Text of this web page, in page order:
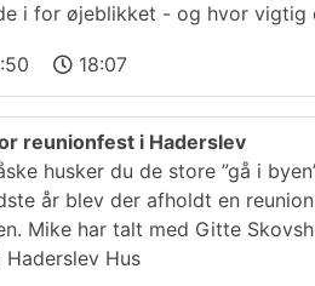
i for øjeblikket - og hvor vigtig
18:07
reunionfest i Haderslev
husker du de store ”gå i
år blev der afholdt en
Mike har talt med Gitte
Haderslev Hus